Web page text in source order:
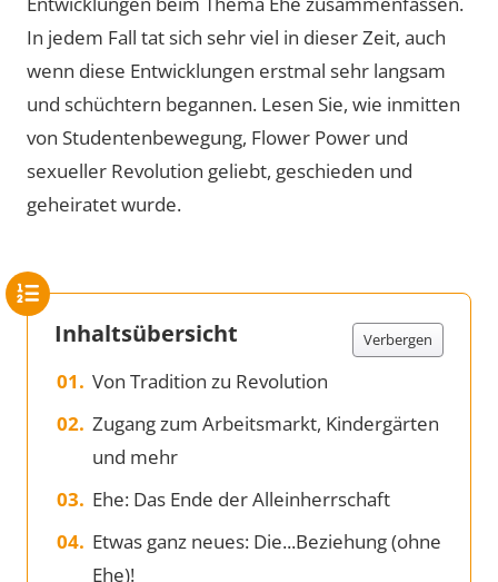
In jedem Fall tat sich sehr viel in dieser Zeit, auch
wenn diese Entwicklungen erstmal sehr langsam
und schüchtern begannen. Lesen Sie, wie inmitten
von Studentenbewegung, Flower Power und
sexueller Revolution geliebt, geschieden und
geheiratet wurde.
Inhaltsübersicht Verbergen
Von Tradition zu Revolution
Zugang zum Arbeitsmarkt, Kindergärten
und mehr
Ehe: Das Ende der Alleinherrschaft
Etwas ganz neues: Die...Beziehung (ohne
Ehe)!